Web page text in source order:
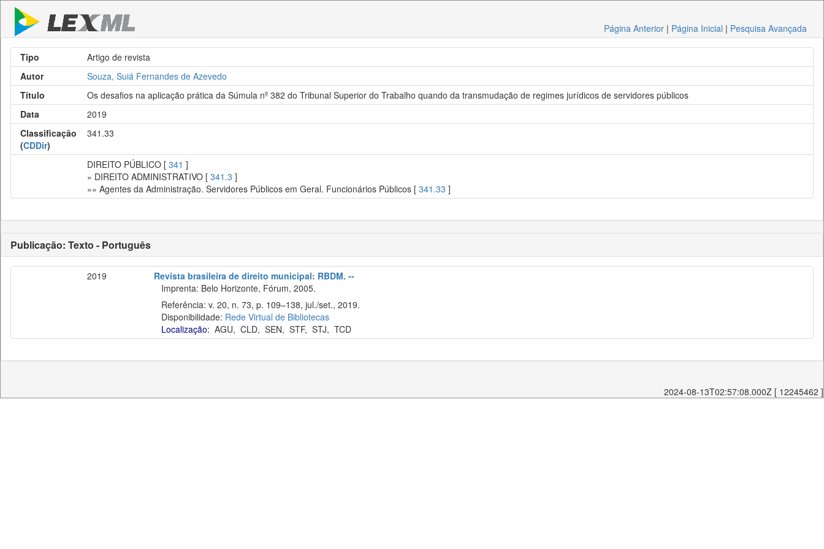
Página Anterior | Página Inicial | Pesquisa Avançada
Tipo
Artigo de revista
Autor
Souza, Suiá Fernandes de Azevedo
Título
Os desafios na aplicação prática da Súmula nº 382 do Tribunal Superior do Trabalho quando da transmudação de regimes jurídicos de servidores públicos
Data
2019
Classificação
(CDDir)
341.33
DIREITO PÚBLICO [ 341 ]
» DIREITO ADMINISTRATIVO [ 341.3 ]
»» Agentes da Administração. Servidores Públicos em Geral. Funcionários Públicos [ 341.33 ]
Publicação: Texto - Português
2019
Revista brasileira de direito municipal: RBDM. --
Imprenta: Belo Horizonte, Fórum, 2005.
Referência: v. 20, n. 73, p. 109–138, jul./set., 2019.
Disponibilidade: Rede Virtual de Bibliotecas
Localização: AGU, CLD, SEN, STF, STJ, TCD
2024-08-13T02:57:08.000Z [ 12245462 ]